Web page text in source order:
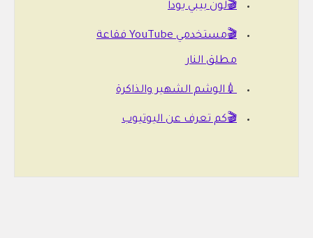
🎬لون بيبي يودا
🎬مستخدمي YouTube فقاعة
مطلق النار
💉الوشم الشهير والذاكرة
🎬كم تعرف عن اليوتيوب